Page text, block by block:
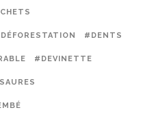
#DENTS
#DEVINETTE